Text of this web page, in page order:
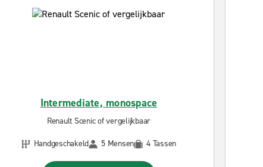
Intermediate, monospace
Renault Scenic of vergelijkbaar
Handgeschakeld
5 Mensen 4 Tassen